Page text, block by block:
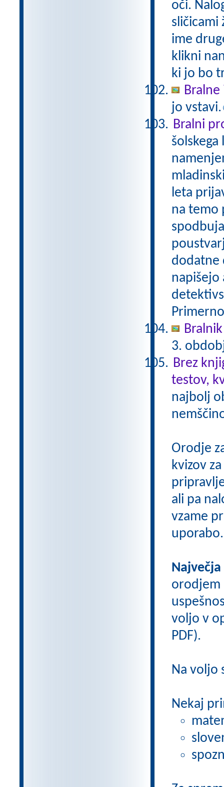
oči.
sličicami
ime
klikni
ki jo bo
Bralne
jo vstavi.
Bralni
leta
na temo
dodatne
napišejo
3.
Brez
testov,
najbolj
Orodje
kvizov za
ali pa
vzame
uporabo.
orodjem
voljo v
PDF).
Na voljo
Nekaj